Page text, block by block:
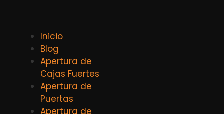
Inicio
Blog
Apertura de
Cajas Fuertes
Apertura de
Puertas
Apertura de